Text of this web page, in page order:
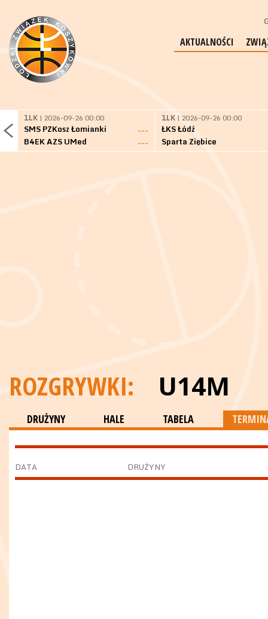
AKTUALNOŚCI
1LK | 2026-09-26 00:00
SMS PZKosz Łomianki
---
B4EK AZS UMed
---
1LK | 2026-09-26 00:00
ŁKS Łódź
Sparta Ziębice
ROZGRYWKI: U14M
DRUŻYNY HALE TABELA
DATA DRUŻYNY